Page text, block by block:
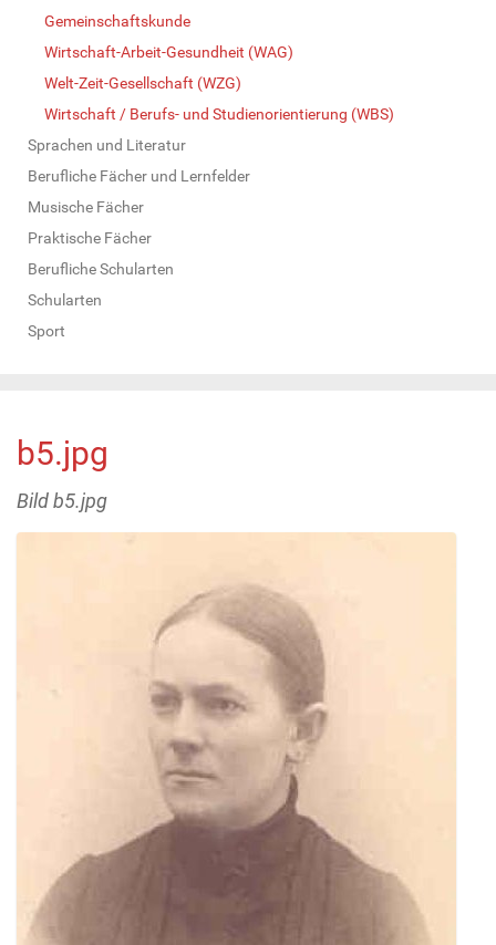
Gemeinschaftskunde
Wirtschaft-Arbeit-Gesundheit (WAG)
Welt-Zeit-Gesellschaft (WZG)
Wirtschaft / Berufs- und Studienorientierung (WBS)
Sprachen und Literatur
Berufliche Fächer und Lernfelder
Musische Fächer
Praktische Fächer
Berufliche Schularten
Schularten
Sport
b5.jpg
Bild b5.jpg